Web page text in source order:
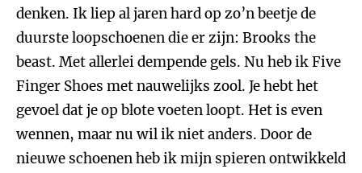
denken. Ik liep al jaren hard op zo’n beetje de
duurste loopschoenen die er zijn: Brooks the
beast. Met allerlei dempende gels. Nu heb ik Five
Finger Shoes met nauwelijks zool. Je hebt het
gevoel dat je op blote voeten loopt. Het is even
wennen, maar nu wil ik niet anders. Door de
nieuwe schoenen heb ik mijn spieren ontwikkeld